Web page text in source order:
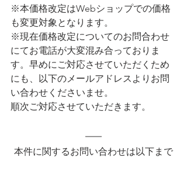
※本価格改定はWebショップでの価格
も変更対象となります。
※現在価格改定についてのお問合わせ
にてお電話が大変混み合っておりま
す。早めにご対応させていただくため
にも、以下のメールアドレスよりお問
い合わせくださいませ。
順次ご対応させていただきます。
本件に関するお問い合わせは以下まで